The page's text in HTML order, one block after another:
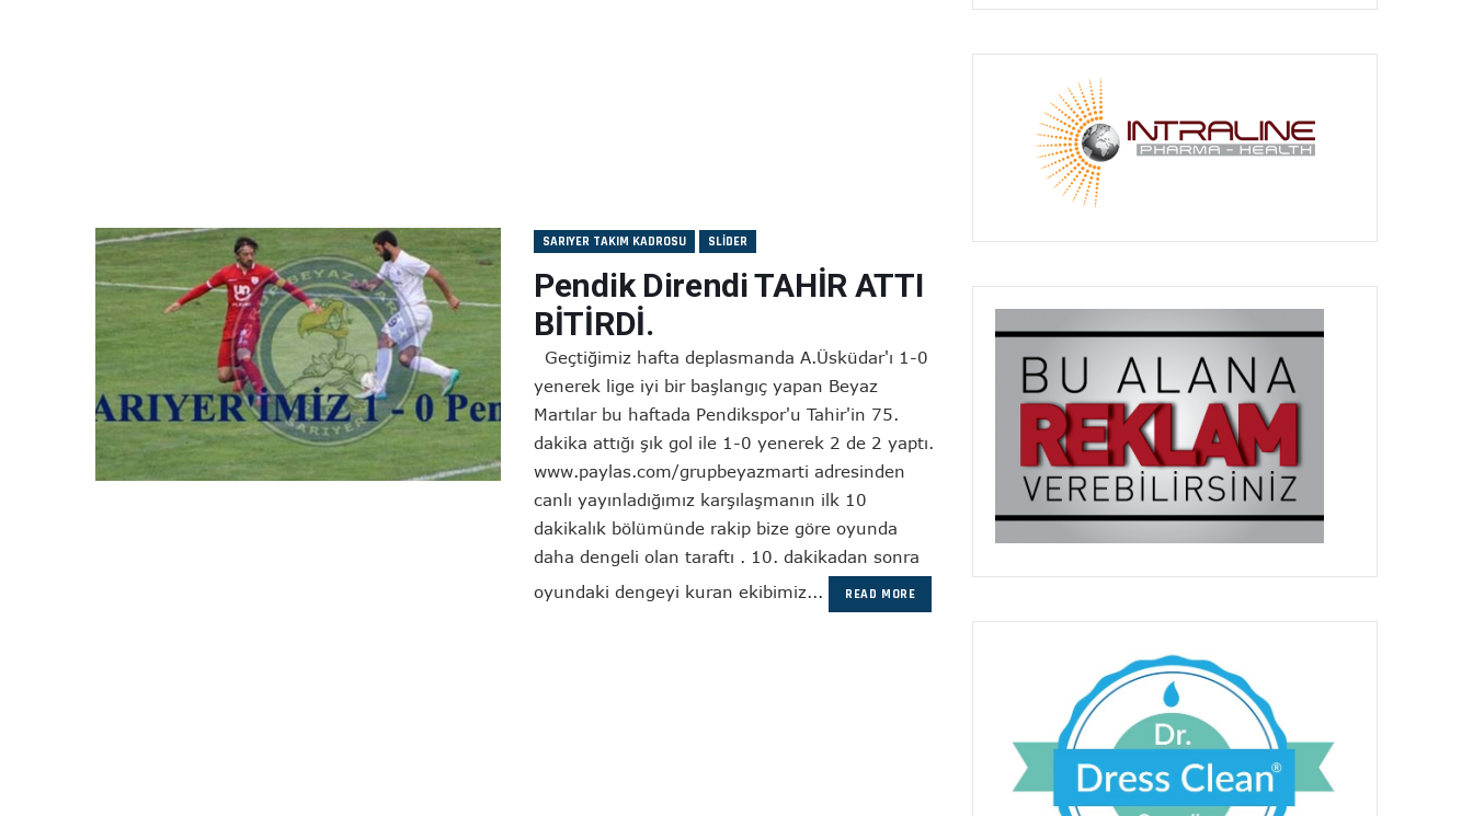
SARIYER TAKIM KADROSU SLIDER
Pendik Direndi TAHİR ATTI
BİTİRDİ.
Geçtiğimiz hafta deplasmanda A.Üsküdar'ı 1-0
yenerek lige iyi bir başlangıç yapan Beyaz
Martılar bu haftada Pendikspor'u Tahir'in 75.
dakika attığı şık gol ile 1-0 yenerek 2 de 2 yaptı.
www.paylas.com/grupbeyazmarti adresinden
canlı yayınladığımız karşılaşmanın ilk 10
dakikalık bölümünde rakip bize göre oyunda
daha dengeli olan taraftı . 10. dakikadan sonra
oyundaki dengeyi kuran ekibimiz...
READ MORE